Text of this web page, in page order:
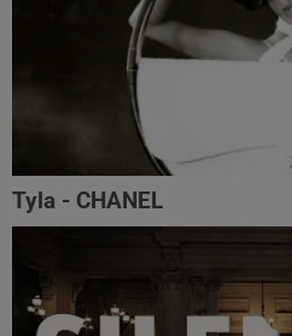
Tyla - CHANEL